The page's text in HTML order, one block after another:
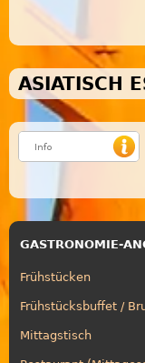
ASIATISCH
GASTRONOMIE-
Frühstücken
Frühstücksbuffet /
Mittagstisch